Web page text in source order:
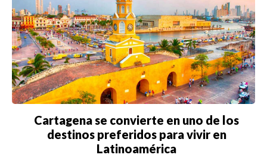
EDICIÓN +
BARCELONA
BOGOTÁ
BUENOS AIRES
CARTAGENA
Cartagena se convierte en uno de los
destinos preferidos para vivir en
Latinoamérica